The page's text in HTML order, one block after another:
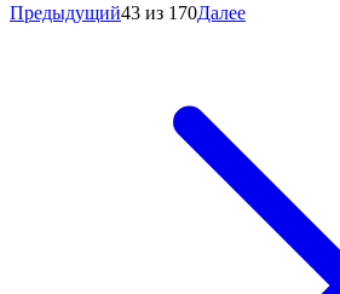
Предыдущий43 из 170Далее